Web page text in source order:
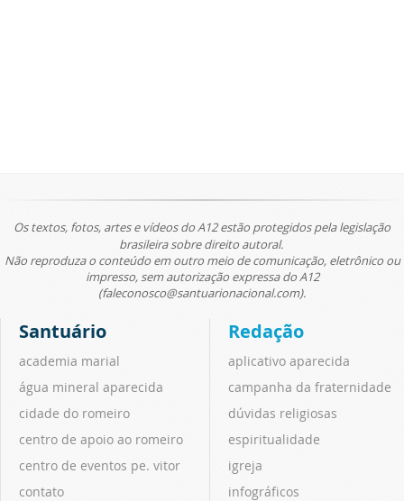
Os textos, fotos, artes e vídeos do A12 estão protegidos pela legislação
brasileira sobre direito autoral.
Não reproduza o conteúdo em outro meio de comunicação, eletrônico ou
impresso, sem autorização expressa do A12
(faleconosco@santuarionacional.com).
Santuário
academia marial
água mineral aparecida
cidade do romeiro
centro de apoio ao romeiro
centro de eventos pe. vitor
contato
Redação
aplicativo aparecida
campanha da fraternidade
dúvidas religiosas
espiritualidade
igreja
infográficos